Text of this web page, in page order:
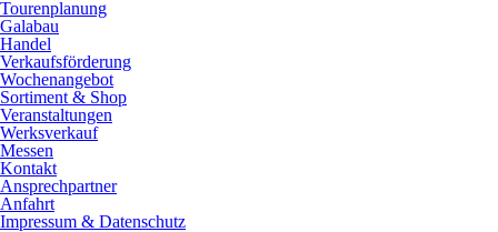
Tourenplanung
Galabau
Handel
Verkaufsförderung
Wochenangebot
Sortiment & Shop
Veranstaltungen
Werksverkauf
Messen
Kontakt
Ansprechpartner
Anfahrt
Impressum & Datenschutz